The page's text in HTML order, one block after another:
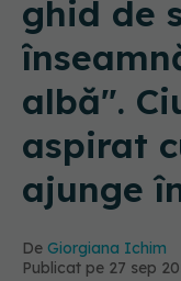
ghid de
albă".
aspirat
ajunge
De Giorgiana Ichim
Publicat pe 27 sep